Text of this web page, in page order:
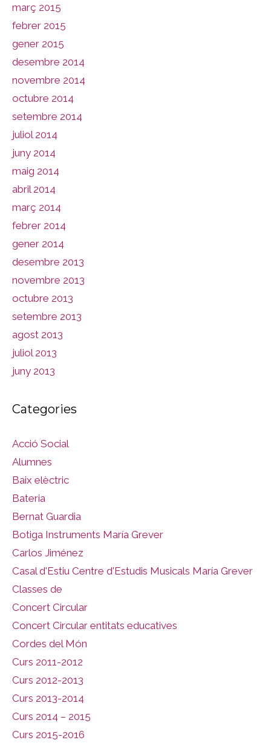
març 2015
febrer 2015
gener 2015
desembre 2014
novembre 2014
octubre 2014
setembre 2014
juliol 2014
juny 2014
maig 2014
abril 2014
març 2014
febrer 2014
gener 2014
desembre 2013
novembre 2013
octubre 2013
setembre 2013
agost 2013
juliol 2013
juny 2013
Categories
Acció Social
Alumnes
Baix elèctric
Bateria
Bernat Guardia
Botiga Instruments María Grever
Carlos Jiménez
Casal d'Estiu Centre d'Estudis Musicals María Grever
Classes de
Concert Circular
Concert Circular entitats educatives
Cordes del Món
Curs 2011-2012
Curs 2012-2013
Curs 2013-2014
Curs 2014 – 2015
Curs 2015-2016